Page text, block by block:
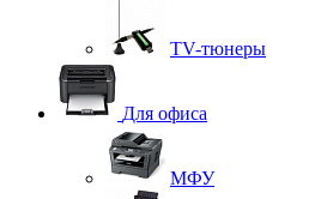
TV-тюнеры
Для офиса
МФУ